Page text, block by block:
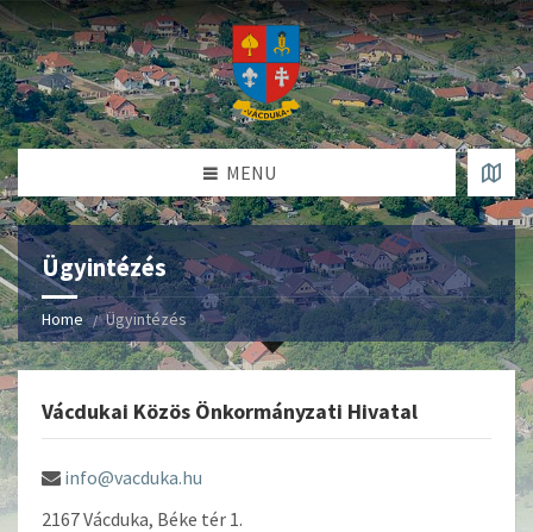
MENU
Ügyintézés
Home Ügyintézés
Vácdukai Közös Önkormányzati Hivatal
info@vacduka.hu
2167 Vácduka, Béke tér 1.